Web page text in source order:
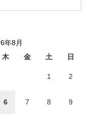
年8月
木 金 土 日
1 2
6 7 8 9